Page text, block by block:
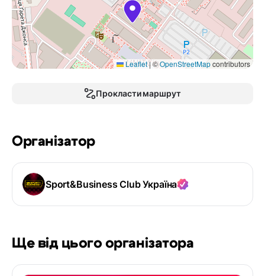
Leaflet|©OpenStreetMapcontributors
Прокласти маршрут
Організатор
Sport&Business Club Україна
Ще від цього організатора